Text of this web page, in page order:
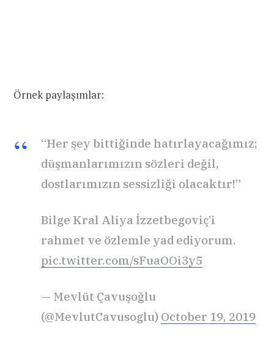
Örnek paylaşımlar:
“Her şey bittiğinde hatırlayacağımız;
düşmanlarımızın sözleri değil,
dostlarımızın sessizliği olacaktır!”
Bilge Kral Aliya İzzetbegoviç’i
rahmet ve özlemle yad ediyorum.
pic.twitter.com/sFuaOOi3y5
— Mevlüt Çavuşoğlu
(@MevlutCavusoglu) October 19, 2019